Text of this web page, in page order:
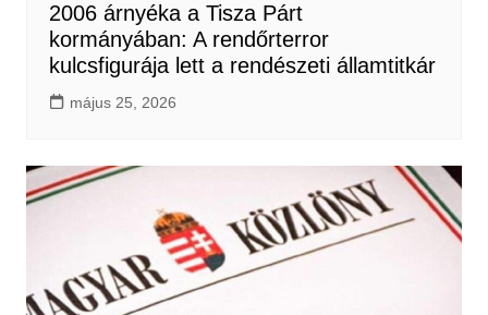
2006 árnyéka a Tisza Párt
kormányában: A rendőrterror
kulcsfigurája lett a rendészeti államtitkár
május 25, 2026